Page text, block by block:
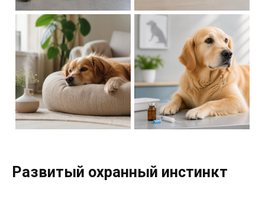
Развитый охранный инстинкт